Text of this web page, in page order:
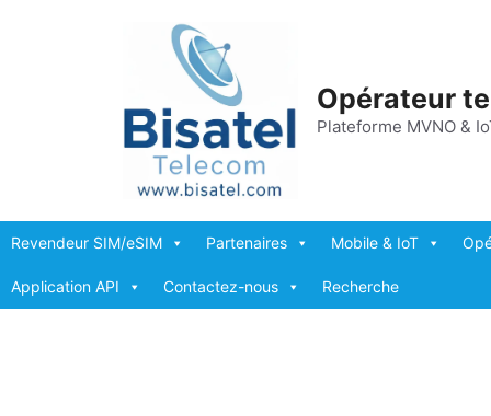
Opérateur
Plateforme MVNO &
Revendeur SIM/eSIM Partenaires Mobile & IoT
Application API Contactez-nous Recherche